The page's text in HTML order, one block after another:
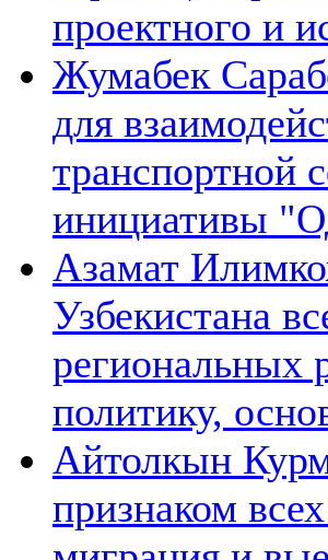
проектного и
Жумабек
для
транспортной
инициативы
Азамат
Узбекистана
региональных
политику,
Айтолкын
признаком